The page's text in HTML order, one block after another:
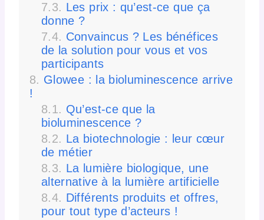
Les prix : qu’est-ce que ça
donne ?
Convaincus ? Les bénéfices
de la solution pour vous et vos
participants
Glowee : la bioluminescence arrive
!
Qu’est-ce que la
bioluminescence ?
La biotechnologie : leur cœur
de métier
La lumière biologique, une
alternative à la lumière artificielle
Différents produits et offres,
pour tout type d’acteurs !